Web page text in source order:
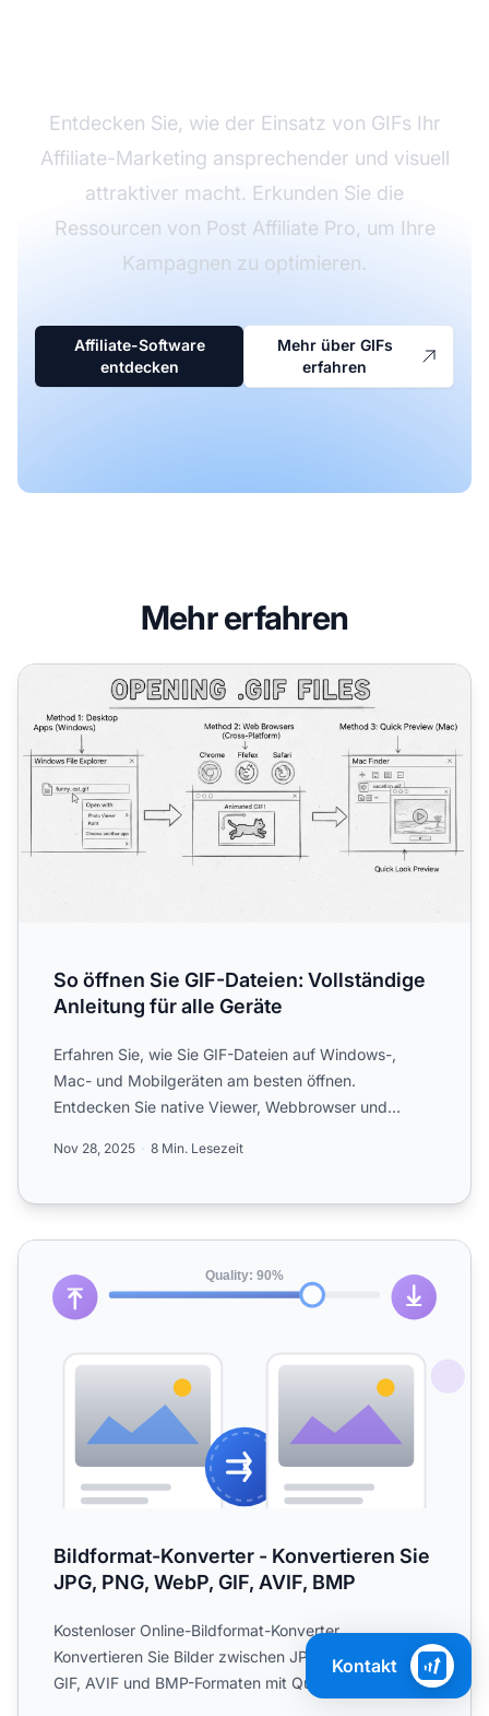
Entdecken Sie, wie der Einsatz von GIFs Ihr
Affiliate-Marketing ansprechender und visuell
attraktiver macht. Erkunden Sie die
Ressourcen von Post Affiliate Pro, um Ihre
Kampagnen zu optimieren.
Affiliate-Software
entdecken
Mehr über GIFs
erfahren
Mehr erfahren
So öffnen Sie GIF-Dateien: Vollständige Anleitung für alle
So öffnen Sie GIF-Dateien: Vollständige
Anleitung für alle Geräte
Erfahren Sie, wie Sie GIF-Dateien auf Windows-,
Mac- und Mobilgeräten am besten öffnen.
Entdecken Sie native Viewer, Webbrowser und
Nov 28, 2025 8 Min. Lesezeit
Bildformat-Konverter - Konvertieren Sie JPG, PNG, WebP,
Bildformat-Konverter - Konvertieren Sie
JPG, PNG, WebP, GIF, AVIF, BMP
Kostenloser Online-Bildformat-Konverter.
Konvertieren Sie Bilder zwischen JPG, PNG, WebP,
GIF, AVIF und BMP-Formaten mit Qualitätskontrolle.
Kontakt